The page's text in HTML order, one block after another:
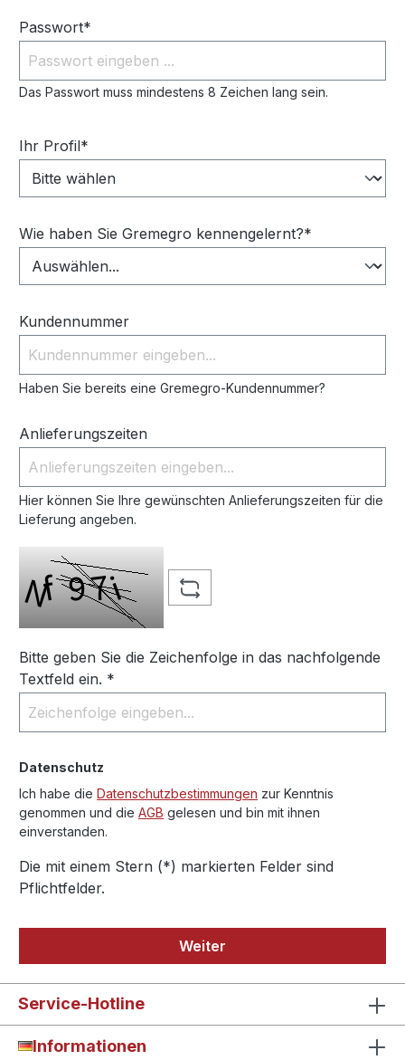
Passwort*
Das Passwort muss mindestens 8 Zeichen lang sein.
Ihr Profil*
Wie haben Sie Gremegro kennengelernt?*
Kundennummer
Haben Sie bereits eine Gremegro-Kundennummer?
Anlieferungszeiten
Hier können Sie Ihre gewünschten Anlieferungszeiten für die
Lieferung angeben.
Bitte geben Sie die Zeichenfolge in das nachfolgende
Textfeld ein. *
Datenschutz
Ich habe die Datenschutzbestimmungen zur Kenntnis
genommen und die AGB gelesen und bin mit ihnen
einverstanden.
Die mit einem Stern (*) markierten Felder sind
Pflichtfelder.
Weiter
Service-Hotline
Informationen